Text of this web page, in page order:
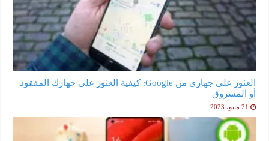
العثور على جهازي من Google: كيفية العثور على جهازك المفقود
أو المسروق
21 مايو، 2023